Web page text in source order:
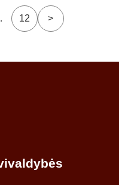
12 >